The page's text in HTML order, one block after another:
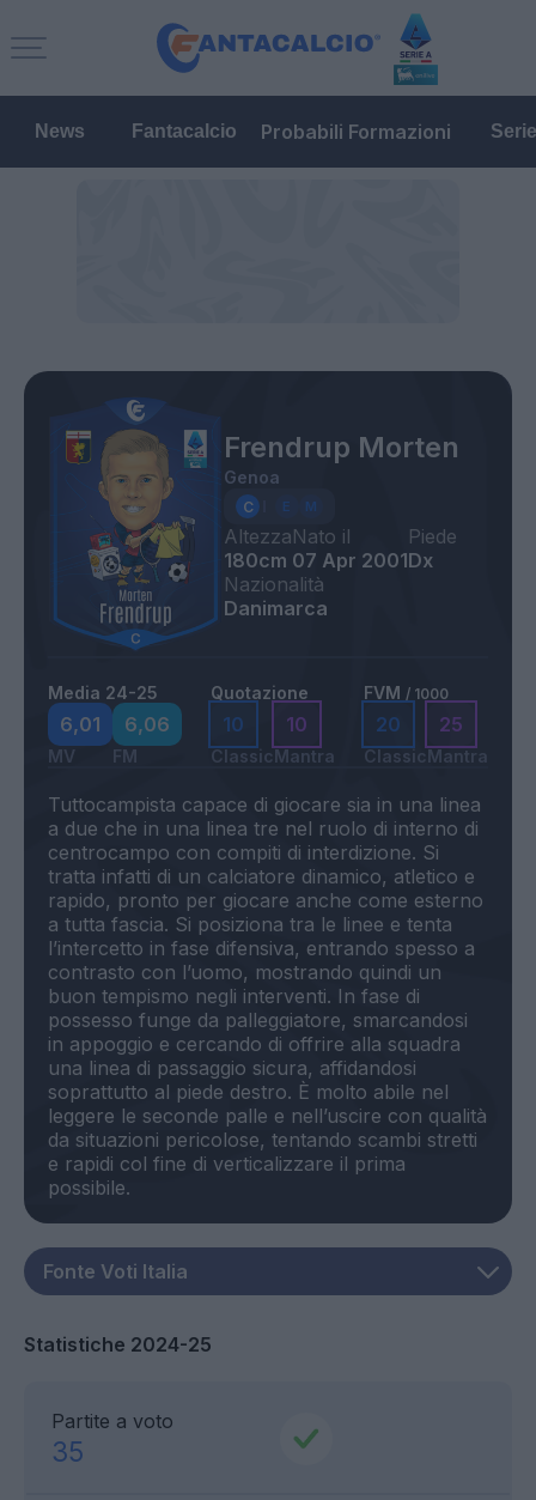
News Fantacalcio Probabili Formazioni
Frendrup Morten
Genoa
Altezza
180cm
Nato il
07 Apr 2001
Piede
Dx
Nazionalità
Danimarca
Media 24-25
6,01
MV
6,06
FM
Quotazione
10
Classic
10
Mantra
FVM / 1000
20
Classic
25
Mantra
Tuttocampista capace di giocare sia in una linea
a due che in una linea tre nel ruolo di interno di
centrocampo con compiti di interdizione. Si
tratta infatti di un calciatore dinamico, atletico e
rapido, pronto per giocare anche come esterno
a tutta fascia. Si posiziona tra le linee e tenta
l’intercetto in fase difensiva, entrando spesso a
contrasto con l’uomo, mostrando quindi un
buon tempismo negli interventi. In fase di
possesso funge da palleggiatore, smarcandosi
in appoggio e cercando di offrire alla squadra
una linea di passaggio sicura, affidandosi
soprattutto al piede destro. È molto abile nel
leggere le seconde palle e nell’uscire con qualità
da situazioni pericolose, tentando scambi stretti
e rapidi col fine di verticalizzare il prima
Statistiche 2024-25
Partite a voto
35